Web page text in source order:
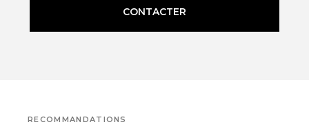
CONTACTER
RECOMMANDATIONS